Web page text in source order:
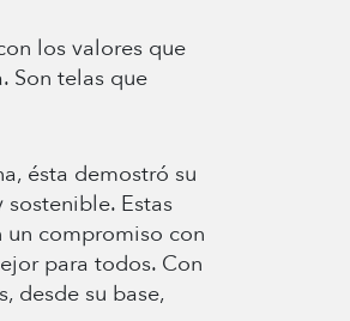
los valores que
Son telas que
ésta demostró su
Estas
un compromiso con
para todos. Con
desde su base,